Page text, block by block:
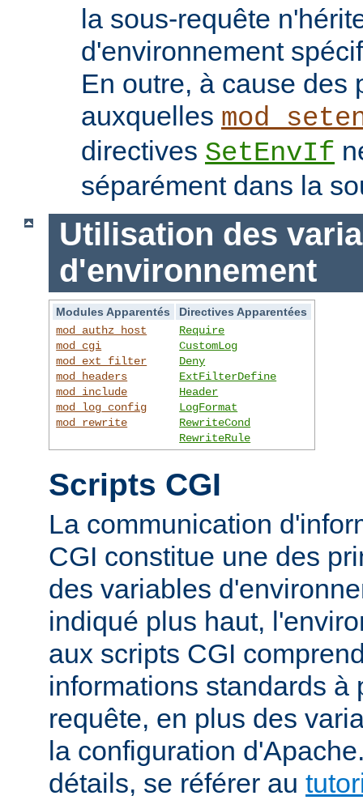
la sous-requête
d'environnement
En outre, à cause des
auxquelles
directives SetEnvIf
séparément dans la
Utilisation des
d'environnement
Modules Apparentés
Directives Apparentées
mod_authz_host
mod_cgi
mod_ext_filter
mod_headers
mod_include
mod_log_config
mod_rewrite
Require
CustomLog
Deny
ExtFilterDefine
Header
LogFormat
RewriteCond
RewriteRule
Scripts CGI
La communication
CGI constitue une des
des variables
indiqué plus haut,
aux scripts CGI
informations standards à
requête, en plus des
la configuration
détails, se référer au